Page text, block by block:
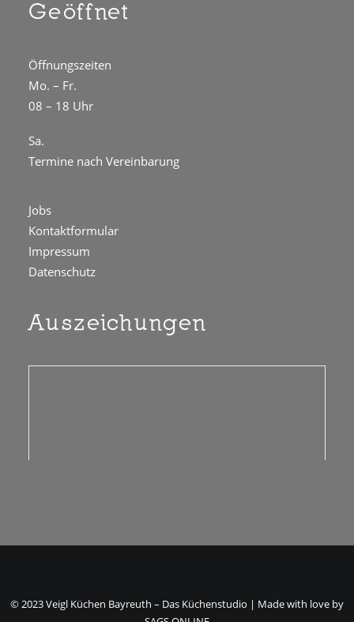
Geöffnet
Öffnungszeiten
Mo. – Fr.
08 – 18 Uhr
Sa.
Termine nach Vereinbarung
Jobs
Kontaktformular
Impressum
Datenschutz
Auszeichungen
© 2023 Veigl Küchen Bayreuth – Das Küchenstudio | Made with love by